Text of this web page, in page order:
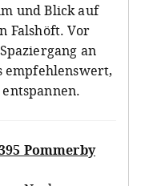
und Blick auf
Falshöft. Vor
an
empfehlenswert,
Pommerby